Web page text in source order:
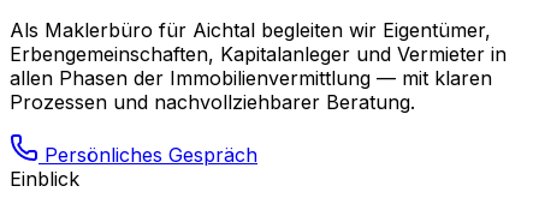
Als Maklerbüro für Aichtal begleiten wir Eigentümer,
Erbengemeinschaften, Kapitalanleger und Vermieter in
allen Phasen der Immobilienvermittlung — mit klaren
Prozessen und nachvollziehbarer Beratung.
Persönliches Gespräch
Einblick